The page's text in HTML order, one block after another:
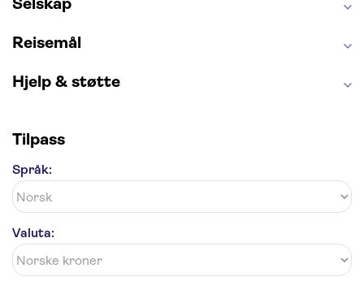
Golden Circle
Reisemål
Hjelp & støtte
Tilpass
Språk:
Valuta: